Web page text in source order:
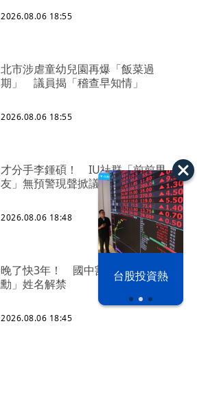
以色列 穹頂
之下
台股投資熱
2026.08.06 18:55
北市涉虐童幼兒園再爆「飯菜過
期」 議員揭「稽查早知情」
2026.08.06 18:55
才分手李鍾碩！ IU社群「前前男
友」無預警現聲掀議論
2026.08.06 18:48
晚了快3年！ 國中割頸案死者「楊承
勳」姓名解禁
2026.08.06 18:45